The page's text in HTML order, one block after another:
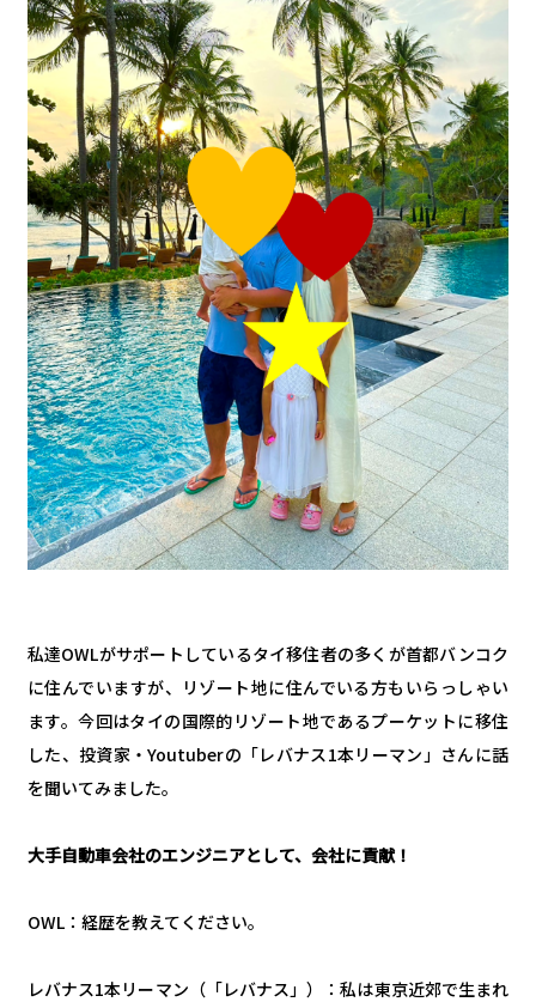
私達OWLがサポートしているタイ移住者の多くが首都バンコク
に住んでいますが、リゾート地に住んでいる方もいらっしゃい
ます。今回はタイの国際的リゾート地であるプーケットに移住
した、投資家・Youtuberの「レバナス1本リーマン」さんに話
を聞いてみました。
大手自動車会社のエンジニアとして、会社に貢献！
OWL：経歴を教えてください。
レバナス1本リーマン（「レバナス」）：私は東京近郊で生まれ